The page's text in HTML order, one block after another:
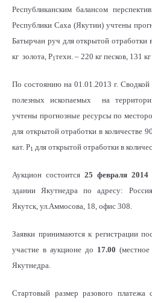
Республиканским балансом
Республики Саха (Якутии) учтены
Батырчан руч для открытой отработки
кг золота, Р1техн. – 220 кг песков, 131 кг
По состоянию на 01.01.2013 г.
полезных ископаемых на
учтены прогнозные ресурсы по
для открытой отработки в количестве
кат. Р1 для открытой отработки в
Аукцион состоится25 февраля 2014
здании Якутнедра по адресу:
Якутск, ул.Аммосова, 18, офис 308.
Заявки принимаются к регистрации
участие в аукционе до 17.00
Якутнедра.
Стартовый размер разового платежа